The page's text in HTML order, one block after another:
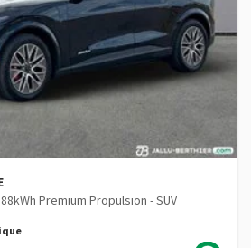
276ch Extended Range 88kWh Premium Propulsion - SUV